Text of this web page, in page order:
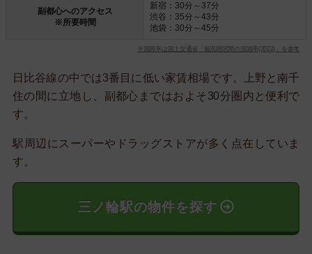
副都心へのアクセス
※所要時間
新宿：30分～37分
渋谷：35分～43分
池袋：30分～45分
※混雑率は国土交通省「最混雑区間の混雑率(2022)」を参考
日比谷線の中では3番目に低い家賃相場です。上野と南千
住の間に立地し、副都心まではおよそ30分圏内と便利で
す。
駅周辺にスーパーやドラッグストアが多く点在していま
す。
三ノ輪駅の物件を探す